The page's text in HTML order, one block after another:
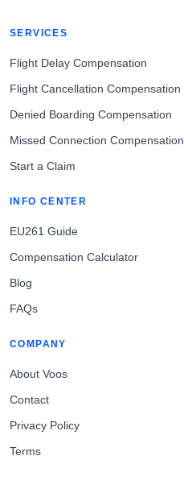
SERVICES
Flight Delay Compensation
Flight Cancellation Compensation
Denied Boarding Compensation
Missed Connection Compensation
Start a Claim
INFO CENTER
EU261 Guide
Compensation Calculator
Blog
FAQs
COMPANY
About Voos
Contact
Privacy Policy
Terms